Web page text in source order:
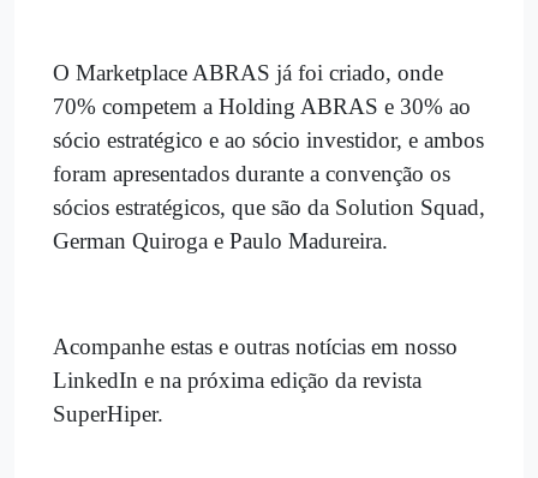
O Marketplace ABRAS já foi criado, onde
70% competem a Holding ABRAS e 30% ao
sócio estratégico e ao sócio investidor, e ambos
foram apresentados durante a convenção os
sócios estratégicos, que são da Solution Squad,
German Quiroga e Paulo Madureira.
Acompanhe estas e outras notícias em nosso
LinkedIn e na próxima edição da revista
SuperHiper.